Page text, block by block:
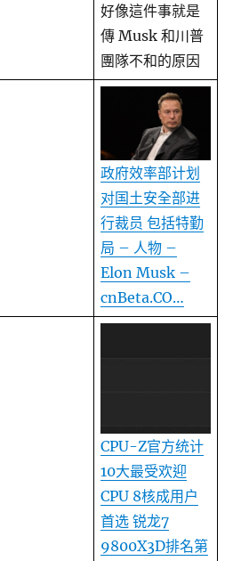
好像這件事就是
傳 Musk 和川普
團隊不和的原因
政府效率部计划
对国土安全部进
行裁员 包括特勤
局 – 人物 –
Elon Musk –
cnBeta.CO…
CPU-Z官方统计
10大最受欢迎
CPU 8核成用户
首选 锐龙7
9800X3D排名第